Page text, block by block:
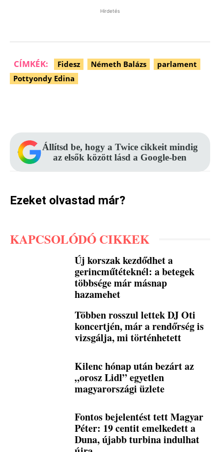
Hirdetés
CÍMKÉK: Fidesz Németh Balázs
parlament
Pottyondy Edina
Állítsd be, hogy a Twice cikkeit mindig
az elsők között lásd a Google-ben
Ezeket olvastad már?
KAPCSOLÓDÓ CIKKEK
Új korszak kezdődhet a
gerincműtéteknél: a betegek
többsége már másnap
hazamehet
Többen rosszul lettek DJ Oti
koncertjén, már a rendőrség is
vizsgálja, mi történhetett
Kilenc hónap után bezárt az
„orosz Lidl” egyetlen
magyarországi üzlete
Fontos bejelentést tett Magyar
Péter: 19 centit emelkedett a
Duna, újabb turbina indulhat